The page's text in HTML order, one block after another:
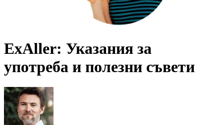
ExAller: Указания за
употреба и полезни съвети